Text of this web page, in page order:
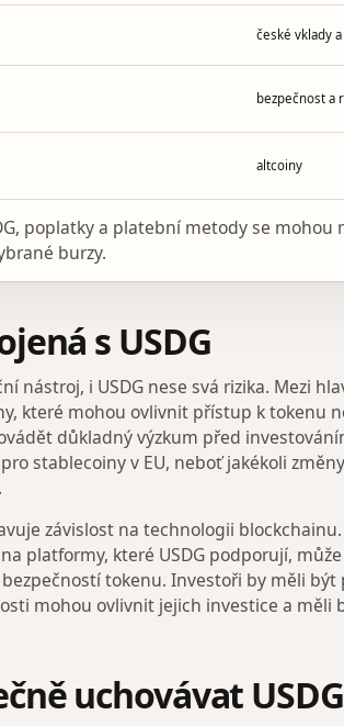
české vklady
bezpečnost a
altcoiny
poplatky a platební metody se
burzy.
s USDG
nástroj, i USDG nese svá rizika. Mezi
které mohou ovlivnit přístup k tokenu
důkladný výzkum před
stablecoiny v EU, neboť jakékoli
závislost na technologii
platformy, které USDG podporují,
tokenu. Investoři by měli být
mohou ovlivnit jejich investice a měli
uchovávat